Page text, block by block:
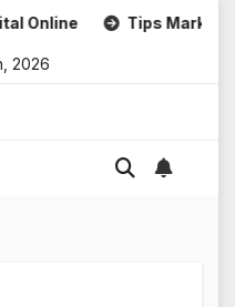
Tips Marketing Untuk
2026